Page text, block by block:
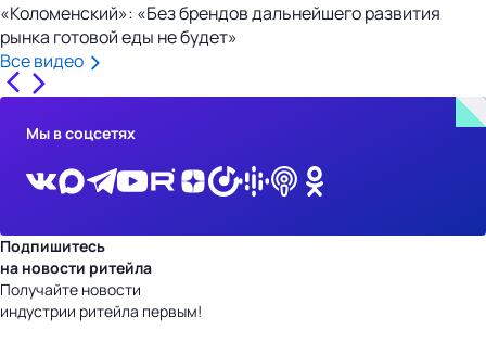
«Коломенский»: «Без брендов дальнейшего развития
рынка готовой еды не будет»
Все видео
Мы в соцсетях
Подпишитесь
на новости ритейла
Получайте новости
индустрии ритейла первым!